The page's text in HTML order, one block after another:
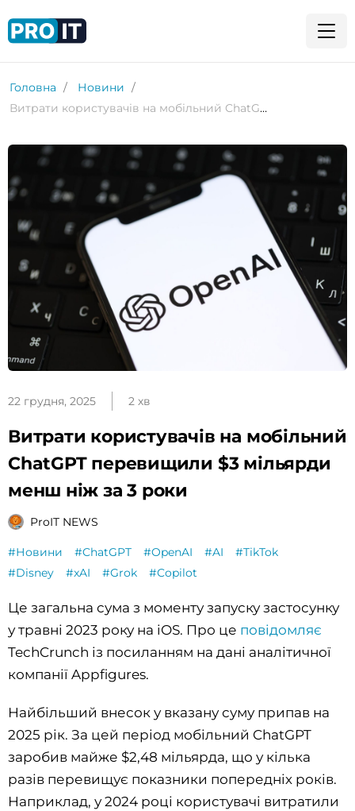
Головна
Новини
Витрати користувачів на мобільний ChatGPT перевищили $3 мільярди менш ніж за 3 роки
22 грудня, 2025 2 хв
Витрати користувачів на мобільний
ChatGPT перевищили $3 мільярди
менш ніж за 3 роки
ProIT NEWS
#Новини #ChatGPT #OpenAI #AI
#TikTok
#Disney
#xAI #Grok #Copilot
Це загальна сума з моменту запуску застосунку
у травні 2023 року на iOS. Про це повідомляє
TechCrunch із посиланням на дані аналітичної
компанії Appfigures.
Найбільший внесок у вказану суму припав на
2025 рік. За цей період мобільний ChatGPT
заробив майже $2,48 мільярда, що у кілька
разів перевищує показники попередніх років.
Наприклад, у 2024 році користувачі витратили